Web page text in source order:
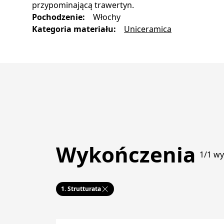
przypominającą trawertyn.
Pochodzenie:
Włochy
Kategoria materiału: Uniceramica
Wykończenia 1/1
1.Strutturata